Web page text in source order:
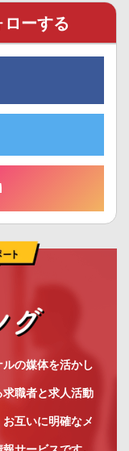
ーする
の媒体を活かし
職者と求人活動
互いに明確なメ